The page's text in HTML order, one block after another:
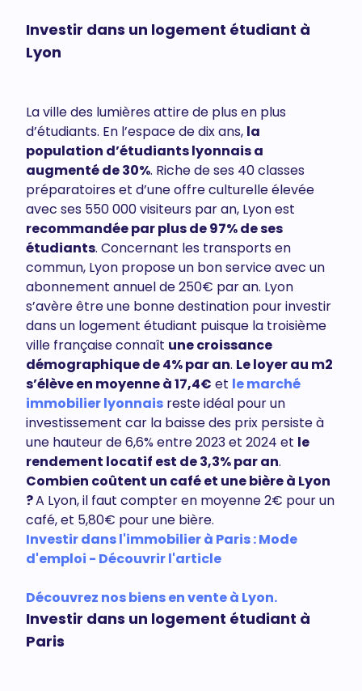
Investir dans un logement étudiant à
Lyon
La ville des lumières attire de plus en plus
d’étudiants. En l’espace de dix ans, la
population d’étudiants lyonnais a
augmenté de 30%. Riche de ses 40 classes
préparatoires et d’une offre culturelle élevée
avec ses 550 000 visiteurs par an, Lyon est
recommandée par plus de 97% de ses
étudiants. Concernant les transports en
commun, Lyon propose un bon service avec un
abonnement annuel de 250€ par an. Lyon
s’avère être une bonne destination pour investir
dans un logement étudiant puisque la troisième
ville française connaît une croissance
démographique de 4% par an. Le loyer au m2
s’élève en moyenne à 17,4€ et le marché
immobilier lyonnais reste idéal pour un
investissement car la baisse des prix persiste à
une hauteur de 6,6% entre 2023 et 2024 et le
rendement locatif est de 3,3% par an.
Combien coûtent un café et une bière à Lyon
?A Lyon, il faut compter en moyenne 2€ pour un
café, et 5,80€ pour une bière.
Investir dans l'immobilier à Paris : Mode
d'emploi - Découvrir l'article
Découvrez nos biens en vente à Lyon.
Investir dans un logement étudiant à
Paris